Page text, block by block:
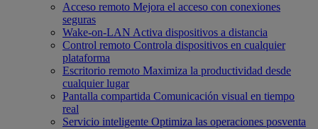
Acceso remoto Mejora el acceso con conexiones
seguras
Wake-on-LAN Activa dispositivos a distancia
Control remoto Controla dispositivos en cualquier
plataforma
Escritorio remoto Maximiza la productividad desde
cualquier lugar
Pantalla compartida Comunicación visual en tiempo
real
Servicio inteligente Optimiza las operaciones posventa